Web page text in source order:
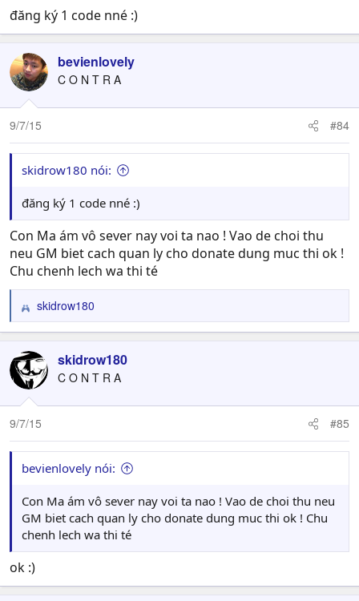
đăng ký 1 code nné :)
bevienlovely
C O N T R A
9/7/15 #84
skidrow180 nói:
đăng ký 1 code nné :)
Con Ma ám vô sever nay voi ta nao ! Vao de choi thu
neu GM biet cach quan ly cho donate dung muc thi ok !
Chu chenh lech wa thi té
R
e
c
t
i
o
n
:
skidrow180
skidrow180
C O N T R A
9/7/15 #85
bevienlovely nói:
Con Ma ám vô sever nay voi ta nao ! Vao de choi thu neu
GM biet cach quan ly cho donate dung muc thi ok ! Chu
chenh lech wa thi té
ok :)